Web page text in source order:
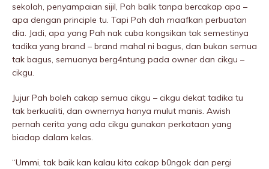
sekolah, penyampaian sijil, Pah balik tanpa bercakap apa –
apa dengan principle tu. Tapi Pah dah maafkan perbuatan
dia. Jadi, apa yang Pah nak cuba kongsikan tak semestinya
tadika yang brand – brand mahal ni bagus, dan bukan semua
tak bagus, semuanya berg4ntung pada owner dan cikgu –
cikgu.
Jujur Pah boleh cakap semua cikgu – cikgu dekat tadika tu
tak berkualiti, dan ownernya hanya mulut manis. Awish
pernah cerita yang ada cikgu gunakan perkataan yang
biadap dalam kelas.
“Ummi, tak baik kan kalau kita cakap b0ngok dan pergi